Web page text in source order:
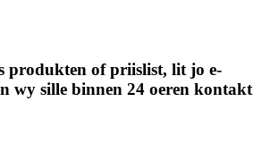
produkten of priislist, lit jo e-
wy sille binnen 24 oeren kontakt